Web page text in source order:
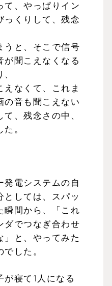
て、やっぱりイン
っくりして、残念
うと、そこで信号
が聞こえなくなる
えなくて、これま
の音も聞こえない
、残念さの中、
。
発電システムの自
としては、スパッ
瞬間から、「これ
ダでつなぎ合わせ
」と、やってみた
した。
が寝て1人になる